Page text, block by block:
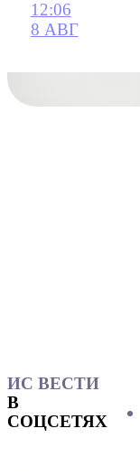
12:06
8 АВГ
ИС ВЕСТИ
В
СОЦСЕТЯХ